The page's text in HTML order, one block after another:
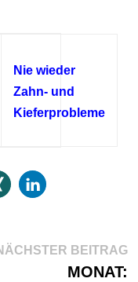
Nie wieder
Zahn- und
Kieferprobleme
BEITRAG
MONAT: